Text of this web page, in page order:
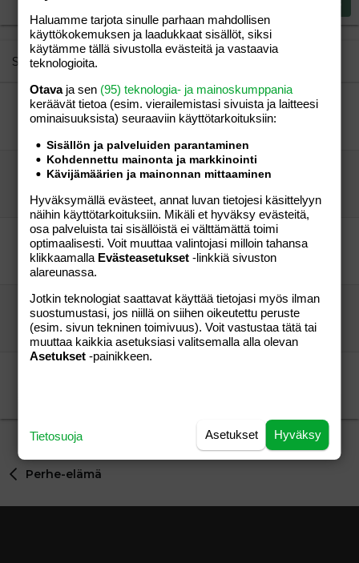
22
26
Times New Roman
Trebuchet MS
Similar threads
uusia tuttavuuksia..?
jessica85 Perhe-elämä
KERHOT-LISTA (Päivitetty 10.10.2009)
8
Lapsen saaminen
10.10.2009
Talvicci
KERHOT-LISTA(Päivitetty 10.10.2009)
Talvicci
Aihe vapaa
Aihe vapaa
06.12.2009
vieras
KERHOT-LISTA(Päivitetty 10.10.2009)
Talvicci Lapsen saaminen
1
Lapsen saaminen
10.10.2009
Talvicci
Perhe-elämä
Haluamme tarjota sinulle parhaan mahdollisen
käyttökokemuksen ja laadukkaat sisällöt, siksi
käytämme tällä sivustolla evästeitä ja vastaavia
teknologioita.
Otavaja sen (95) teknologia- ja mainoskumppania
keräävät tietoa (esim. vierailemis­tasi sivuista ja laitteesi
ominaisuuk­sista) seuraaviin käyttötarkoituksiin:
Sisällön ja palveluiden parantaminen
Kohdennettu mainonta ja markkinointi
Kävijämäärien ja mainonnan mittaaminen
Hyväksymällä evästeet, annat luvan tietojesi käsittelyyn
näihin käyttötarkoituksiin. Mikäli et hyväksy evästeitä,
osa palveluista tai sisällöistä ei välttämättä toimi
optimaalisesti. Voit muuttaa valintojasi milloin tahansa
klikkaamalla Evästeasetukset -linkkiä sivuston
alareunassa.
Jotkin teknologiat saattavat käyttää tietojasi myös ilman
suostumustasi, jos niillä on siihen oikeutettu peruste
(esim. sivun tekninen toimivuus). Voit vastustaa tätä tai
muuttaa kaikkia asetuksiasi valitsemalla alla olevan
Asetukset -painikkeen.
Hyväksy
Asetukset
Tietosuoja